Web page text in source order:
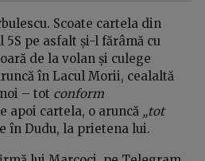
Scoate cartela din
pe asfalt și-l fărâmă cu
de la volan și culege
în Lacul Morii, cealaltă
– tot conform
apoi cartela, o aruncă „tot
în Dudu, la prietena lui.